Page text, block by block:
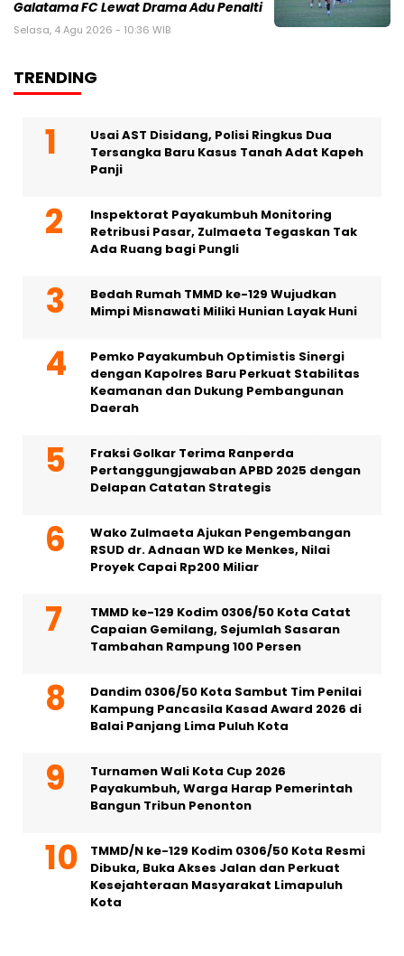
Galatama FC Lewat Drama Adu Penalti
Selasa, 4 Agu 2026 - 10:36 WIB
TRENDING
Usai AST Disidang, Polisi Ringkus Dua
Tersangka Baru Kasus Tanah Adat Kapeh
Panji
Inspektorat Payakumbuh Monitoring
Retribusi Pasar, Zulmaeta Tegaskan Tak
Ada Ruang bagi Pungli
Bedah Rumah TMMD ke-129 Wujudkan
Mimpi Misnawati Miliki Hunian Layak Huni
Pemko Payakumbuh Optimistis Sinergi
dengan Kapolres Baru Perkuat Stabilitas
Keamanan dan Dukung Pembangunan
Daerah
Fraksi Golkar Terima Ranperda
Pertanggungjawaban APBD 2025 dengan
Delapan Catatan Strategis
Wako Zulmaeta Ajukan Pengembangan
RSUD dr. Adnaan WD ke Menkes, Nilai
Proyek Capai Rp200 Miliar
TMMD ke-129 Kodim 0306/50 Kota Catat
Capaian Gemilang, Sejumlah Sasaran
Tambahan Rampung 100 Persen
Dandim 0306/50 Kota Sambut Tim Penilai
Kampung Pancasila Kasad Award 2026 di
Balai Panjang Lima Puluh Kota
Turnamen Wali Kota Cup 2026
Payakumbuh, Warga Harap Pemerintah
Bangun Tribun Penonton
TMMD/N ke-129 Kodim 0306/50 Kota Resmi
Dibuka, Buka Akses Jalan dan Perkuat
Kesejahteraan Masyarakat Limapuluh
Kota